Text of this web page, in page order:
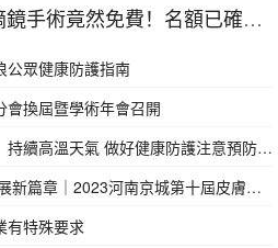
然免費！名額已確定，減免仍在繼續
公眾健康防護指南
換屆暨學術年會召開
高溫天氣 做好健康防護注意預防熱射病！
2023河南京城第十屆皮膚病專家學術研討會落幕
有特殊要求